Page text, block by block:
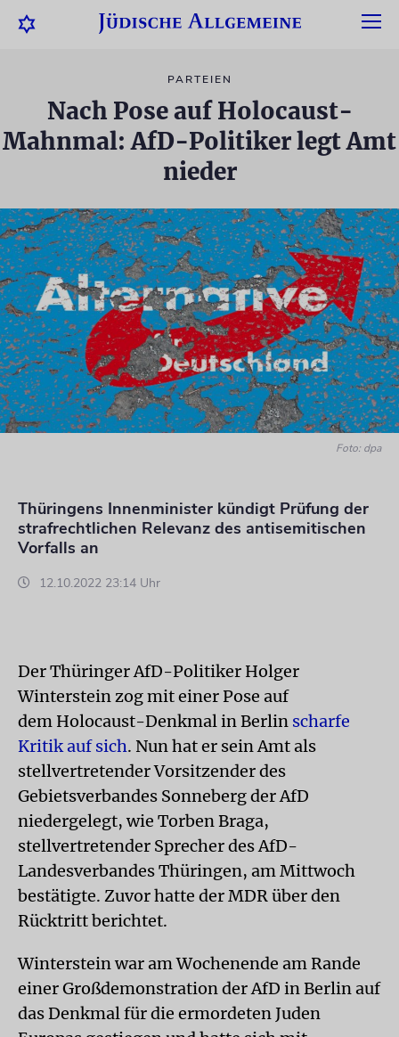
PARTEIEN
Nach Pose auf Holocaust-
Mahnmal: AfD-Politiker legt Amt
nieder
Foto: dpa
Thüringens Innenminister kündigt Prüfung der
strafrechtlichen Relevanz des antisemitischen
Vorfalls an
12.10.2022 23:14 Uhr
Der Thüringer AfD-Politiker Holger
Winterstein zog mit einer Pose auf
dem Holocaust-Denkmal in Berlin scharfe
Kritik auf sich. Nun hat er sein Amt als
stellvertretender Vorsitzender des
Gebietsverbandes Sonneberg der AfD
niedergelegt, wie Torben Braga,
stellvertretender Sprecher des AfD-
Landesverbandes Thüringen, am Mittwoch
bestätigte. Zuvor hatte der MDR über den
Rücktritt berichtet.
Winterstein war am Wochenende am Rande
einer Großdemonstration der AfD in Berlin auf
das Denkmal für die ermordeten Juden